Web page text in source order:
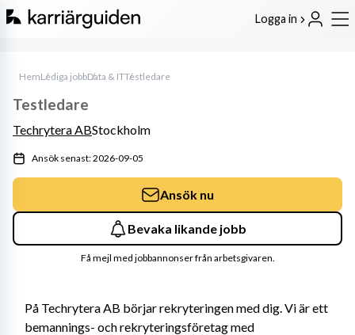
Logga in
HemLediga jobbData & ITTestledare
På Techrytera AB börjar rekryteringen med dig. Vi är ett
bemannings- och rekryteringsföretag med
Testledare
Techrytera ABStockholm
Ansök senast: 2026-09-05
Ansök nu
Bevaka likande jobb
Få mejl med jobbannonser från arbetsgivaren.